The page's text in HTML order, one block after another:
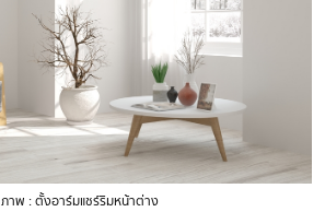
ภาพ : ตั้งอาร์มแชร์ริมหน้าต่าง